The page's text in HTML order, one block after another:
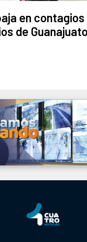
en contagios
de Guanajuato